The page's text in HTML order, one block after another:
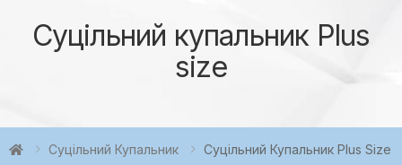
Суцільний купальник Plus
size
Суцільний Купальник Суцільний Купальник Plus Size